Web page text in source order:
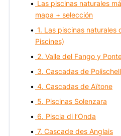
Las piscinas naturales
mapa + selección
1. Las piscinas naturales
Piscines)
2. Valle del Fango y
3. Cascadas de
4. Cascadas de Aïtone
5. Piscinas Solenzara
6. Piscia di l’Onda
7. Cascade des Anglais